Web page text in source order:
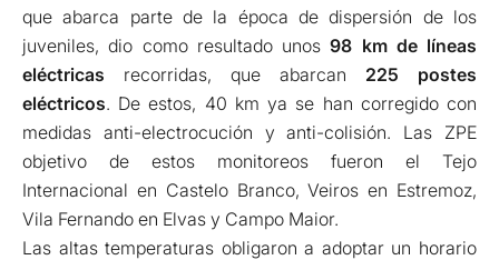
que abarca parte de la época de dispersión de los
juveniles, dio como resultado unos98 km de líneas
eléctricas recorridas, que abarcan 225 postes
eléctricos. De estos, 40 km ya se han corregido con
medidas anti-electrocución y anti-colisión. Las ZPE
objetivo de estos monitoreos fueron el Tejo
Internacional en Castelo Branco, Veiros en Estremoz,
Vila Fernando en Elvas y Campo Maior.
Las altas temperaturas obligaron a adoptar un horario